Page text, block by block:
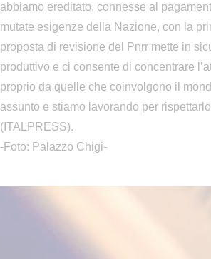
abbiamo ereditato, connesse al
mutate esigenze della Nazione, con la
proposta di revisione del Pnrr mette in
produttivo e ci consente di concentrare
proprio da quelle che coinvolgono il
assunto e stiamo lavorando per
(ITALPRESS).
-Foto: Palazzo Chigi-